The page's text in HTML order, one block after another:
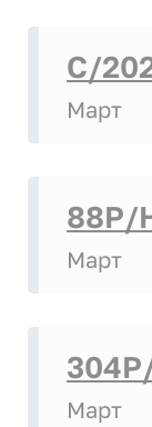
C/
Март
88P/
Март
Март